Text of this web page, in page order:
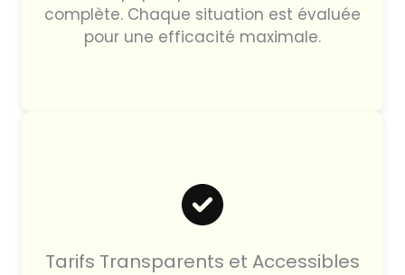
complète. Chaque situation est évaluée
pour une efficacité maximale.
Tarifs Transparents et Accessibles